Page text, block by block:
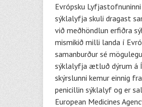
Evrópsku
sýklalyfja skuli dragast
við meðhöndlun erfiðra
mismikið milli landa í
samanburður sé
sýklalyfja ætluð dýrum á
skýrslunni kemur einnig
penicillin sýklalyf og er
European Medicines